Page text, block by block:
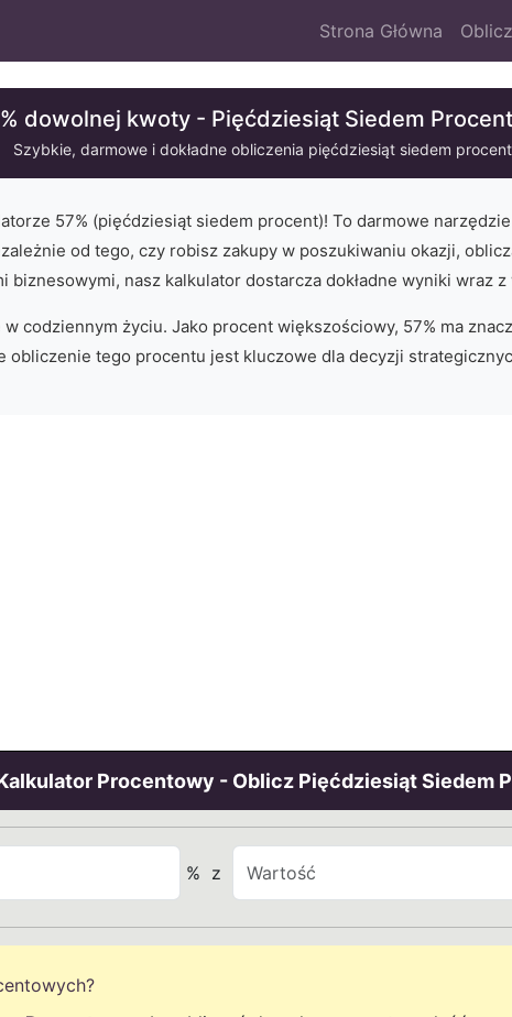
Strona Główna
dowolnej kwoty - Pięćdziesiąt Siedem
Szybkie, darmowe i dokładne obliczenia pięćdziesiąt siedem procent
57% (pięćdziesiąt siedem procent)! To darmowe
od tego, czy robisz zakupy w poszukiwaniu okazji,
biznesowymi, nasz kalkulator dostarcza dokładne wyniki wraz
codziennym życiu. Jako procent większościowy, 57% ma
obliczenie tego procentu jest kluczowe dla decyzji
Procentowy - Oblicz Pięćdziesiąt Siedem
% z